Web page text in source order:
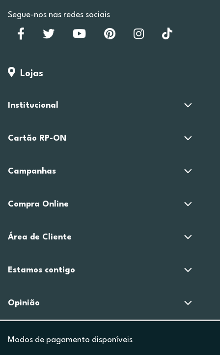
Segue-nos nas redes sociais
Lojas
Institucional
Cartão RP-ON
Campanhas
Compra Online
Área de Cliente
Estamos contigo
Opinião
Modos de pagamento disponíveis